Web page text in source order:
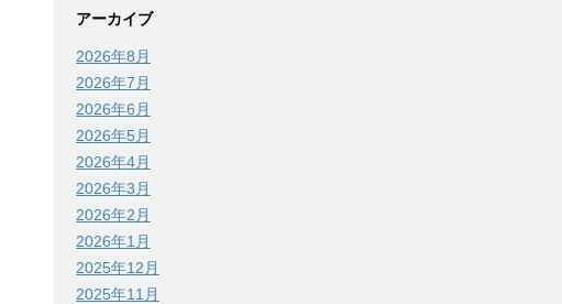
アーカイブ
2026年8月
2026年7月
2026年6月
2026年5月
2026年4月
2026年3月
2026年2月
2026年1月
2025年12月
2025年11月